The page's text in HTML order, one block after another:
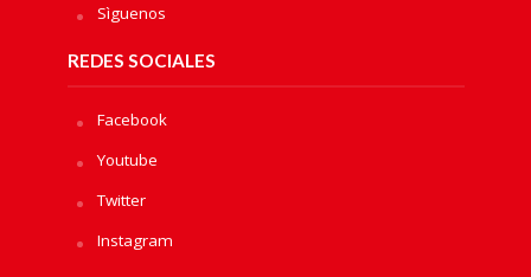
Sìguenos
REDES SOCIALES
Facebook
Youtube
Twitter
Instagram